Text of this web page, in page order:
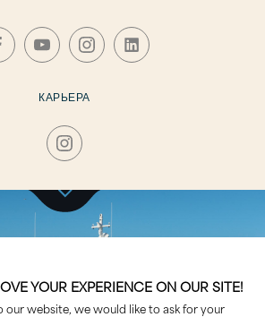
КАРЬЕРА
SHENOA
YOUR EXPERIENCE ON OUR SITE!
website, we would like to ask for your